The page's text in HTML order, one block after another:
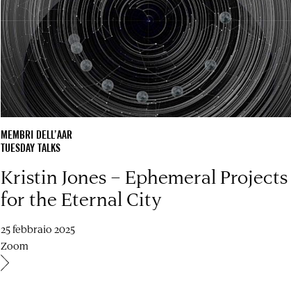
MEMBRI DELL’AAR
TUESDAY TALKS
Kristin Jones – Ephemeral Projects
for the Eternal City
25 febbraio 2025
Zoom